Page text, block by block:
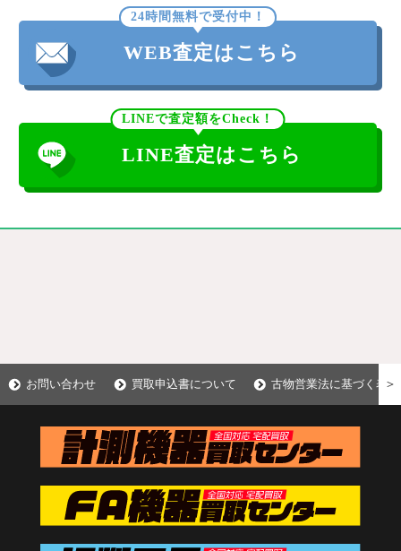
24時間無料で受付中！
WEB査定はこちら
LINEで査定額をCheck！
LINE査定はこちら
お問い合わせ 買取申込書について 古物営業法に基づく表示
＞